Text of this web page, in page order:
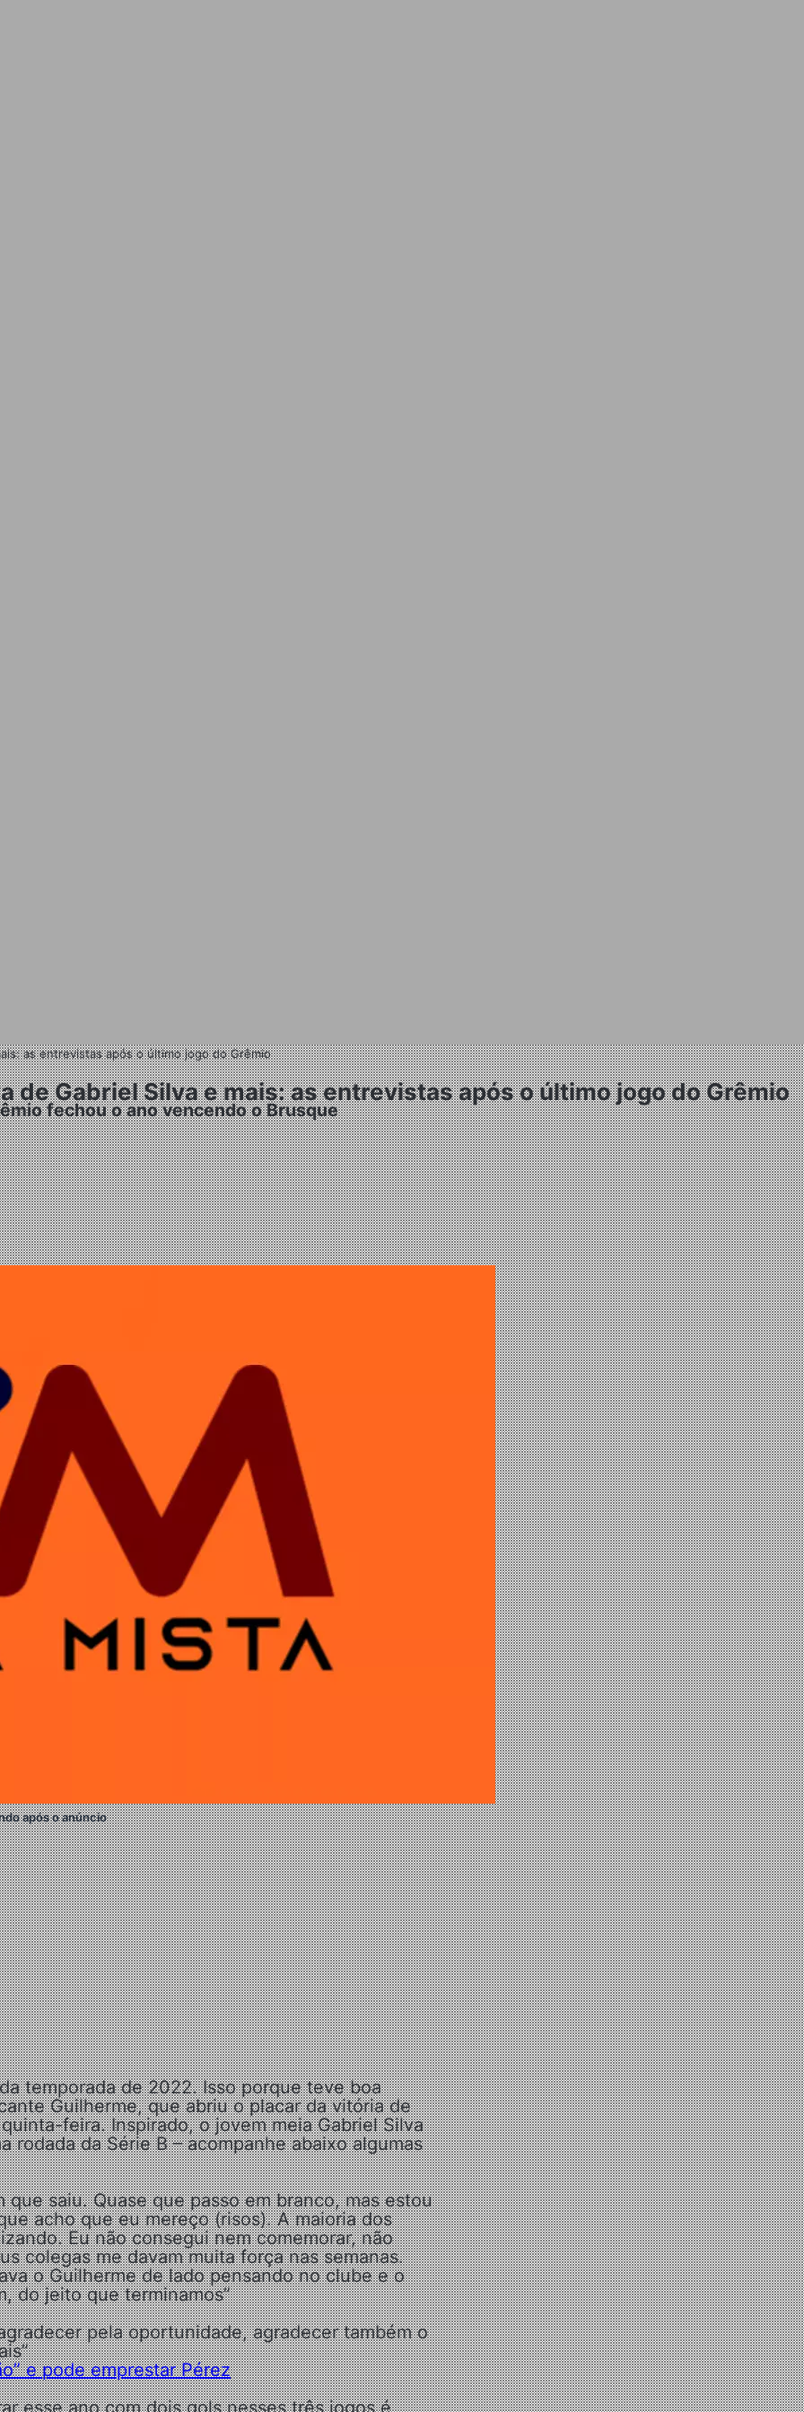
as entrevistas após o último jogo do Grêmio
de Gabriel Silva e mais: as entrevistas após o último jogo do Grêmio
fechou o ano vencendo o Brusque
após o anúncio
temporada de 2022. Isso porque teve boa
Guilherme, que abriu o placar da vitória de
feira. Inspirado, o jovem meia Gabriel Silva
da Série B – acompanhe abaixo algumas
saiu. Quase que passo em branco, mas estou
acho que eu mereço (risos). A maioria dos
Eu não consegui nem comemorar, não
colegas me davam muita força nas semanas.
o Guilherme de lado pensando no clube e o
do jeito que terminamos”
pela oportunidade, agradecer também o
e pode emprestar Pérez
esse ano com dois gols nesses três jogos é